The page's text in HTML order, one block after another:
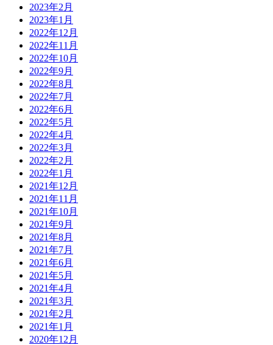
2023年2月
2023年1月
2022年12月
2022年11月
2022年10月
2022年9月
2022年8月
2022年7月
2022年6月
2022年5月
2022年4月
2022年3月
2022年2月
2022年1月
2021年12月
2021年11月
2021年10月
2021年9月
2021年8月
2021年7月
2021年6月
2021年5月
2021年4月
2021年3月
2021年2月
2021年1月
2020年12月